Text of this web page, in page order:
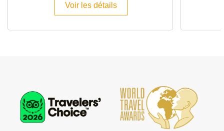
Voir les détails